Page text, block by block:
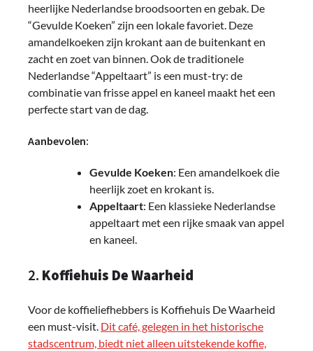
heerlijke Nederlandse broodsoorten en gebak. De
“Gevulde Koeken” zijn een lokale favoriet. Deze
amandelkoeken zijn krokant aan de buitenkant en
zacht en zoet van binnen. Ook de traditionele
Nederlandse “Appeltaart” is een must-try: de
combinatie van frisse appel en kaneel maakt het een
perfecte start van de dag.
Aanbevolen:
Gevulde Koeken: Een amandelkoek die
heerlijk zoet en krokant is.
Appeltaart: Een klassieke Nederlandse
appeltaart met een rijke smaak van appel
en kaneel.
2. Koffiehuis De Waarheid
Voor de koffieliefhebbers is Koffiehuis De Waarheid
een must-visit. Dit café, gelegen in het historische
stadscentrum, biedt niet alleen uitstekende koffie,